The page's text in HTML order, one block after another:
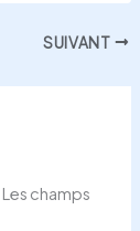
SUIVANT
Les champs